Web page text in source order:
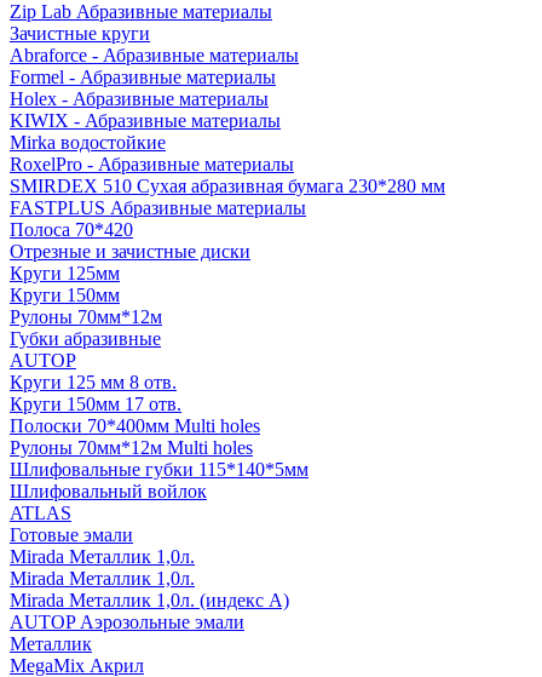
Zip Lab Абразивные материалы
Зачистные круги
Abraforce - Абразивные материалы
Formel - Абразивные материалы
Holex - Абразивные материалы
KIWIX - Абразивные материалы
Mirka водостойкие
RoxelPro - Абразивные материалы
SMIRDEX 510 Сухая абразивная бумага 230*280 мм
FASTPLUS Абразивные материалы
Полоса 70*420
Отрезные и зачистные диски
Круги 125мм
Круги 150мм
Рулоны 70мм*12м
Губки абразивные
AUTOP
Круги 125 мм 8 отв.
Круги 150мм 17 отв.
Полоски 70*400мм Multi holes
Рулоны 70мм*12м Multi holes
Шлифовальные губки 115*140*5мм
Шлифовальный войлок
ATLAS
Готовые эмали
Mirada Металлик 1,0л.
Mirada Металлик 1,0л.
Mirada Металлик 1,0л. (индекс А)
AUTOP Аэрозольные эмали
Металлик
MegaMix Акрил